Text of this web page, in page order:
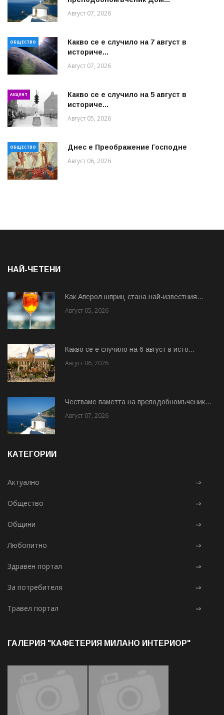
Август 07, 2026
ОБЩЕСТВО
Какво се е случило на 7 август в
историче...
Август 07, 2026
АКЦЕНТ
Какво се е случило на 5 август в
историче...
Август 05, 2026
ОБЩЕСТВО Днес е Преображение Господне
Август 06, 2026
НАЙ-ЧЕТЕНИ
Как Аперол шприц стана най-известния...
Август 05, 2026
Какво се е случило на 6 август в исто...
Август 06, 2026
Честваме паметта на преподобномъченик...
Август 07, 2026
КАТЕГОРИИ
Актуално ⇒
Общество ⇒
Общини ⇒
Любопитно ⇒
Здравен портал ⇒
За потребителя ⇒
Травел портал ⇒
ГАЛЕРИЯ "КАФЕТЕРИЯ МИЛАНО ИНТЕРИОР"